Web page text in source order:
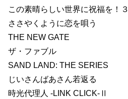
この素晴らしい世界に祝福を！３
ささやくように恋を唄う
THE NEW GATE
ザ・ファブル
SAND LAND: THE SERIES
じいさんばあさん若返る
時光代理人 -LINK CLICK-Ⅱ